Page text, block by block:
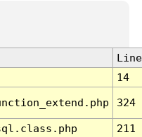
Line
14
324
211